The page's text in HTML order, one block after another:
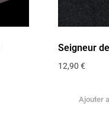
Seigneur
12,90 €
Ajouter